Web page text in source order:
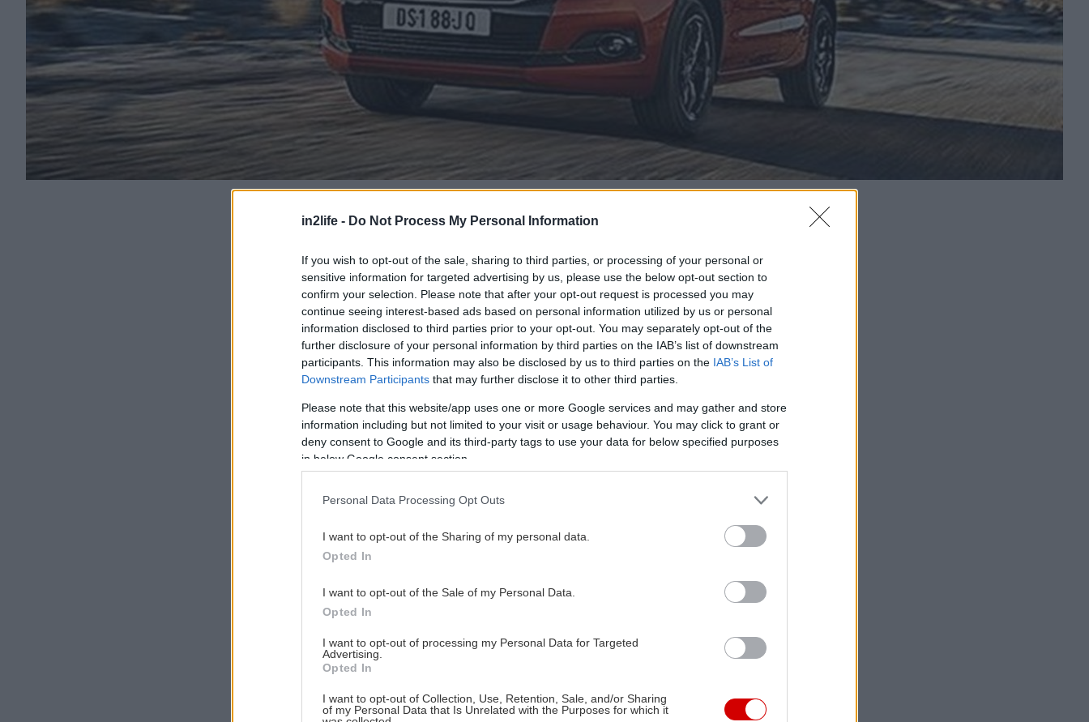
in2life - Do Not Process My Personal Information
If you wish to opt-out of the sale, sharing to third parties, or processing of your personal or
sensitive information for targeted advertising by us, please use the below opt-out section to
confirm your selection. Please note that after your opt-out request is processed you may
continue seeing interest-based ads based on personal information utilized by us or personal
information disclosed to third parties prior to your opt-out. You may separately opt-out of the
further disclosure of your personal information by third parties on the IAB’s list of downstream
participants. This information may also be disclosed by us to third parties on the IAB’s List of
Downstream Participants that may further disclose it to other third parties.
Please note that this website/app uses one or more Google services and may gather and store
information including but not limited to your visit or usage behaviour. You may click to grant or
deny consent to Google and its third-party tags to use your data for below specified purposes
in below Google consent section.
Personal Data Processing Opt Outs
I want to opt-out of the Sharing of my personal data.
Opted In
I want to opt-out of the Sale of my Personal Data.
Opted In
I want to opt-out of processing my Personal Data for Targeted
Advertising.
Opted In
I want to opt-out of Collection, Use, Retention, Sale, and/or Sharing
of my Personal Data that Is Unrelated with the Purposes for which it